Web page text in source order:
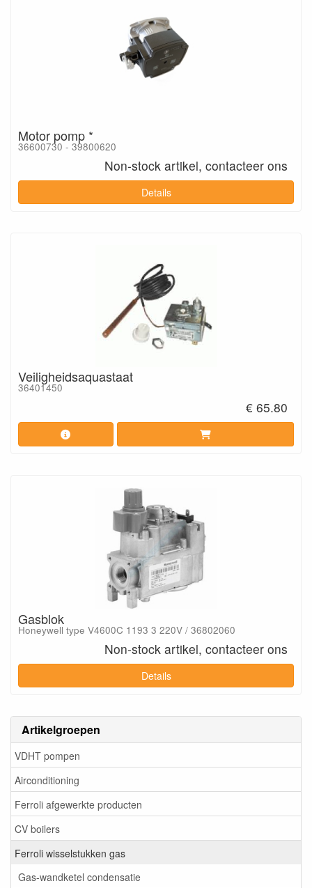
Artikelgroepen
VDHT pompen
Airconditioning
Ferroli afgewerkte producten
CV boilers
Ferroli wisselstukken gas
Gas-wandketel condensatie
Motor pomp *
36600730 - 39800620
Non-stock artikel, contacteer ons
Details
Veiligheidsaquastaat
36401450
€ 65.80
Gasblok
Honeywell type V4600C 1193 3 220V / 36802060
Non-stock artikel, contacteer ons
Details